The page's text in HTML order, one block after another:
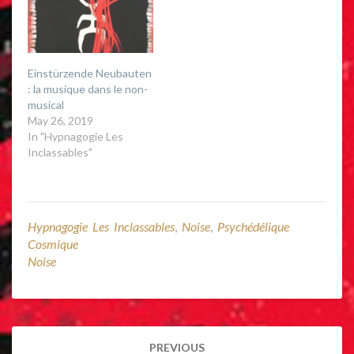
o
w
)
Einstürzende Neubauten
: la musique dans le non-
musical
May 26, 2019
In "Hypnagogie Les
Inclassables"
Hypnagogie Les Inclassables, Noise, Psychédélique
Cosmique
Noise
Post
PREVIOUS